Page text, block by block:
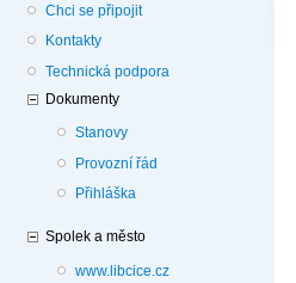
Chci se připojit
Kontakty
Technická podpora
Dokumenty
Stanovy
Provozní řád
Přihláška
Spolek a město
www.libcice.cz